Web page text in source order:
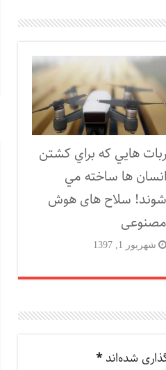
ربات هايي که براي کشتن
انسان ها ساخته مي
شوند! سلاح های هوش
مصنوعی
شهریور 1, 1397
شده‌اند*